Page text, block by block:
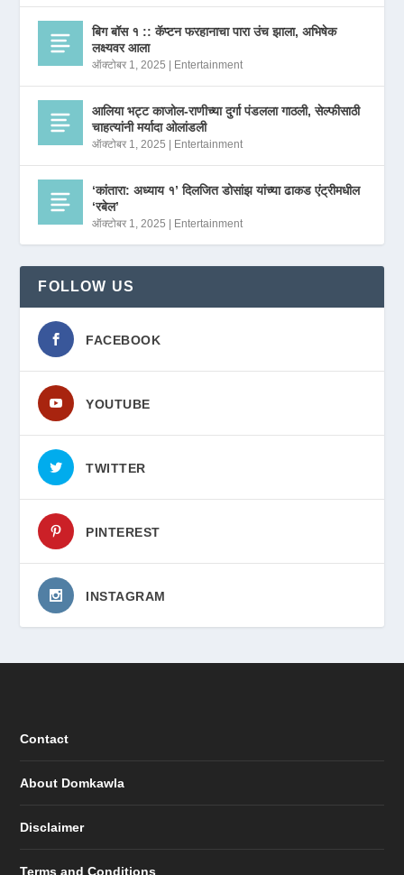
बिग बॉस १ :: कॅप्टन फरहानाचा पारा उंच झाला, अभिषेक
लक्ष्यवर आला
ऑक्टोबर 1, 2025 | Entertainment
आलिया भट्ट काजोल-राणीच्या दुर्गा पंडलला गाठली, सेल्फीसाठी
चाहत्यांनी मर्यादा ओलांडली
ऑक्टोबर 1, 2025 | Entertainment
‘कांतारा: अध्याय १’ दिलजित डोसांझ यांच्या ढाकड एंट्रीमधील
‘रबेल’
ऑक्टोबर 1, 2025 | Entertainment
FOLLOW US
FACEBOOK
YOUTUBE
TWITTER
PINTEREST
INSTAGRAM
Contact
About Domkawla
Disclaimer
Terms and Conditions